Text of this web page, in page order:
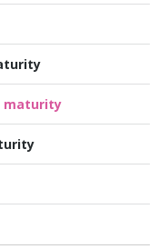
maturity